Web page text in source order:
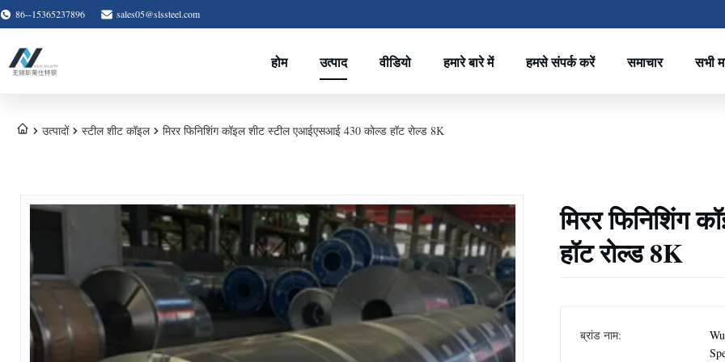
86--15365237896 sales05@slssteel.com
होम उत्पाद वीडियो हमारे बारे में हमसे संपर्क करें समाचार सभी
उत्पादों स्टील शीट कॉइल मिरर फिनिशिंग कॉइल शीट स्टील एआईएसआई 430 कोल्ड हॉट रोल्ड 8K
मिरर फिनिशिंग
हॉट रोल्ड 8K
ब्रांड नाम: